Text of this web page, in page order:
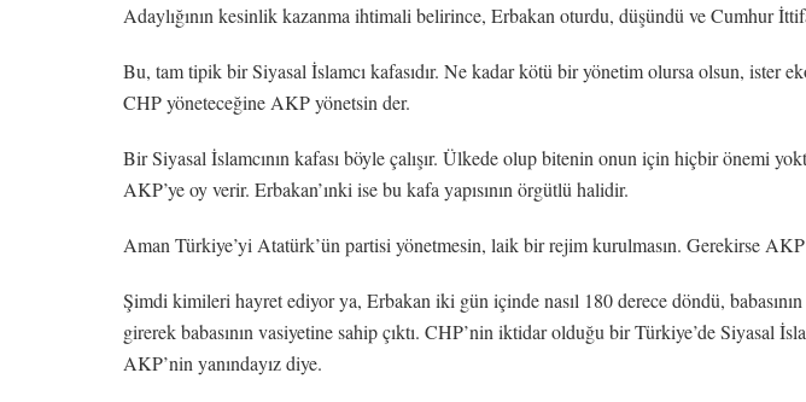
Adaylığının kesinlik kazanma ihtimali belirince, Erbakan oturdu, düşündü ve Cumhur
Bu, tam tipik bir Siyasal İslamcı kafasıdır. Ne kadar kötü bir yönetim olursa olsun, ister
CHP yöneteceğine AKP yönetsin der.
Bir Siyasal İslamcının kafası böyle çalışır. Ülkede olup bitenin onun için hiçbir önemi
AKP’ye oy verir. Erbakan’ınki ise bu kafa yapısının örgütlü halidir.
Aman Türkiye’yi Atatürk’ün partisi yönetmesin, laik bir rejim kurulmasın. Gerekirse AKP
Şimdi kimileri hayret ediyor ya, Erbakan iki gün içinde nasıl 180 derece döndü,
girerek babasının vasiyetine sahip çıktı. CHP’nin iktidar olduğu bir Türkiye’de Siyasal
AKP’nin yanındayız diye.